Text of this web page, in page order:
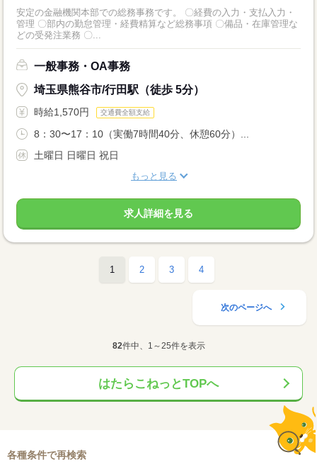
安定の金融機関本部での総務事務です。 〇経費の入力・支払入力・
管理 〇部内の勤怠管理・経費精算など総務事項 〇備品・在庫管理な
どの受発注業務 〇...
一般事務・OA事務
埼玉県熊谷市/行田駅（徒歩 5分）
時給1,570円 交通費全額支給
8：30〜17：10（実働7時間40分、休憩60分）...
土曜日 日曜日 祝日
もっと見る
求人詳細を見る
1 2 3 4
次のページへ
82件中、1～25件を表示
はたらこねっとTOPへ
各種条件で再検索